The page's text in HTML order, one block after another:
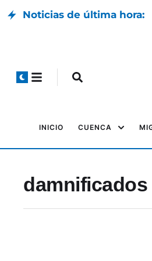
Noticias de última hora:
INICIO CUENCA
damnificados